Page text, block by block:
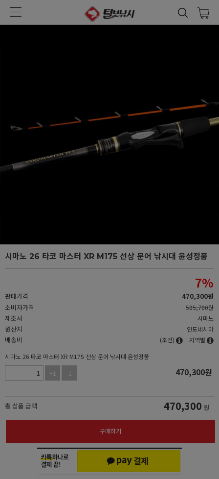
시마노 26 타코 마스터 XR M175 선상 문어 낚시대 윤성정품
판매가격
7%
470,300원
소비자가격
505,700원
제조사 시마노
원산지 인도네시아
배송비 (조건)
지역별
시마노 26 타코 마스터 XR M175 선상 문어 낚시대 윤성정품
+1
-1 470,300원
총 상품 금액 470,300 원
구매하기